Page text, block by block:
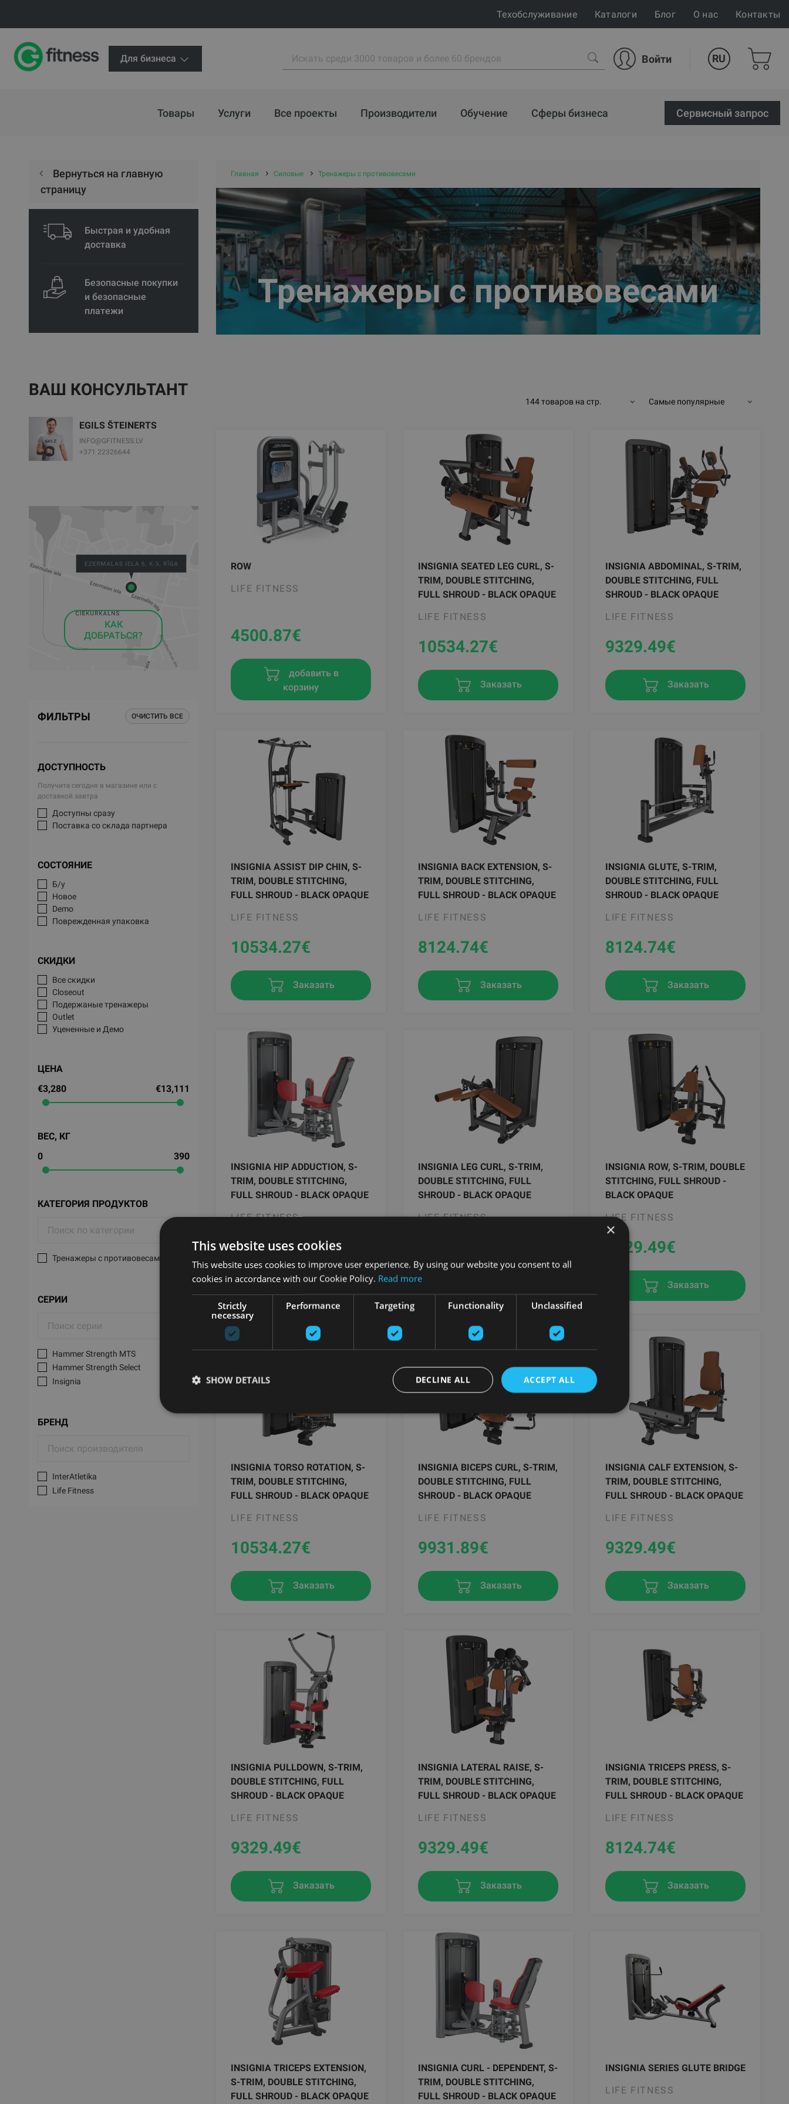
Техобслуживание Каталоги Блог О нас Контакты
Для бизнеса Войти RU
Товары Услуги Все проекты Производители Обучение Сферы бизнеса Cервисный запрос
Вернуться на главную
страницу
Быстрая и удобная
доставка
Безопасные покупки
и безопасные
платежи
ВАШ КОНСУЛЬТАНТ
EGILS ŠTEINERTS
INFO@GFITNESS.LV
+371 22326644
КАК
ДОБРАТЬСЯ?
ФИЛЬТРЫ ОЧИСТИТЬ ВСЕ
ДОСТУПНОСТЬ
Получите сегодня в магазине или с
доставкой завтра
Доступны сразу
Поставка со склада партнера
СОСТОЯНИЕ
Б/у
Новое
Demo
Поврежденная упаковка
СКИДКИ
Все скидки
Closeout
Подержаные тренажеры
Outlet
Уцененные и Демо
ЦЕНА
€3,280
€13,111
ВЕС, КГ
0
390
КАТЕГОРИЯ ПРОДУКТОВ
Тренажеры с противовесами
СЕРИИ
Hammer Strength MTS
Hammer Strength Select
Insignia
БРЕНД
InterAtletika
Life Fitness
Главная Силовые Тренажеры с противовесами
Тренажеры с противовесами
144 товаров на стр. Самые популярные
ROW
LIFE FITNESS
4500.87€
добавить в
корзину
INSIGNIA SEATED LEG CURL, S-
TRIM, DOUBLE STITCHING,
FULL SHROUD - BLACK OPAQUE
LIFE FITNESS
10534.27€
Заказать
INSIGNIA ABDOMINAL, S-TRIM,
DOUBLE STITCHING, FULL
SHROUD - BLACK OPAQUE
LIFE FITNESS
9329.49€
Заказать
INSIGNIA ASSIST DIP CHIN, S-
TRIM, DOUBLE STITCHING,
FULL SHROUD - BLACK OPAQUE
LIFE FITNESS
10534.27€
Заказать
INSIGNIA BACK EXTENSION, S-
TRIM, DOUBLE STITCHING,
FULL SHROUD - BLACK OPAQUE
LIFE FITNESS
8124.74€
Заказать
INSIGNIA GLUTE, S-TRIM,
DOUBLE STITCHING, FULL
SHROUD - BLACK OPAQUE
LIFE FITNESS
8124.74€
Заказать
INSIGNIA HIP ADDUCTION, S-
TRIM, DOUBLE STITCHING,
FULL SHROUD - BLACK OPAQUE
LIFE FITNESS
9329.49€
Заказать
INSIGNIA LEG CURL, S-TRIM,
DOUBLE STITCHING, FULL
SHROUD - BLACK OPAQUE
LIFE FITNESS
INSIGNIA ROW, S-TRIM, DOUBLE
STITCHING, FULL SHROUD -
BLACK OPAQUE
LIFE FITNESS
9329.49€
Заказать
INSIGNIA TORSO ROTATION, S-
TRIM, DOUBLE STITCHING,
FULL SHROUD - BLACK OPAQUE
LIFE FITNESS
10534.27€
Заказать
INSIGNIA BICEPS CURL, S-TRIM,
DOUBLE STITCHING, FULL
SHROUD - BLACK OPAQUE
LIFE FITNESS
9931.89€
Заказать
INSIGNIA CALF EXTENSION, S-
TRIM, DOUBLE STITCHING,
FULL SHROUD - BLACK OPAQUE
LIFE FITNESS
9329.49€
Заказать
INSIGNIA PULLDOWN, S-TRIM,
DOUBLE STITCHING, FULL
SHROUD - BLACK OPAQUE
LIFE FITNESS
9329.49€
Заказать
INSIGNIA LATERAL RAISE, S-
TRIM, DOUBLE STITCHING,
FULL SHROUD - BLACK OPAQUE
LIFE FITNESS
9329.49€
Заказать
INSIGNIA TRICEPS PRESS, S-
TRIM, DOUBLE STITCHING,
FULL SHROUD - BLACK OPAQUE
LIFE FITNESS
8124.74€
Заказать
INSIGNIA TRICEPS EXTENSION,
S-TRIM, DOUBLE STITCHING,
FULL SHROUD - BLACK OPAQUE
INSIGNIA CURL - DEPENDENT, S-
TRIM, DOUBLE STITCHING,
FULL SHROUD - BLACK OPAQUE
INSIGNIA SERIES GLUTE BRIDGE
LIFE FITNESS
×
This website uses cookies
This website uses cookies to improve user experience. By using our website you consent to all
cookies in accordance with our Cookie Policy. Read more
Strictly
necessary
Performance Targeting Functionality Unclassified
ACCEPT ALL
DECLINE ALL
SHOW DETAILS